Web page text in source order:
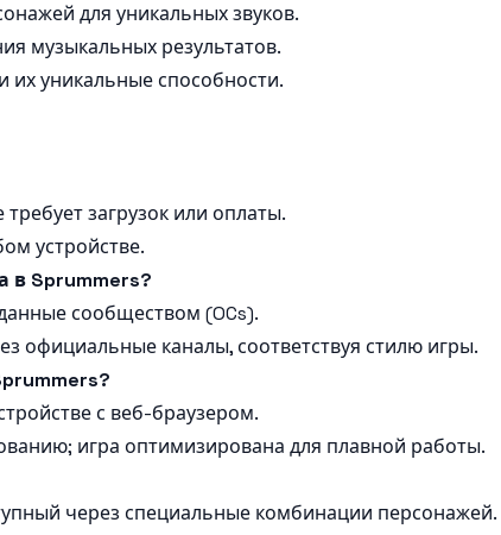
для уникальных звуков.
музыкальных результатов.
их уникальные способности.
загрузок или оплаты.
устройстве.
в Sprummers?
сообществом (OCs).
официальные каналы, соответствуя стилю игры.
с веб-браузером.
игра оптимизирована для плавной работы.
через специальные комбинации персонажей.